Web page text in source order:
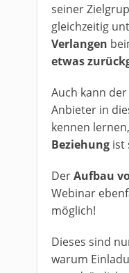
seiner
gleichzeitig
Verlangen
etwas
Auch kann
Anbieter in
kennen
Beziehung ist
DerAufbau
Webinar
möglich!
Dieses sind
warum